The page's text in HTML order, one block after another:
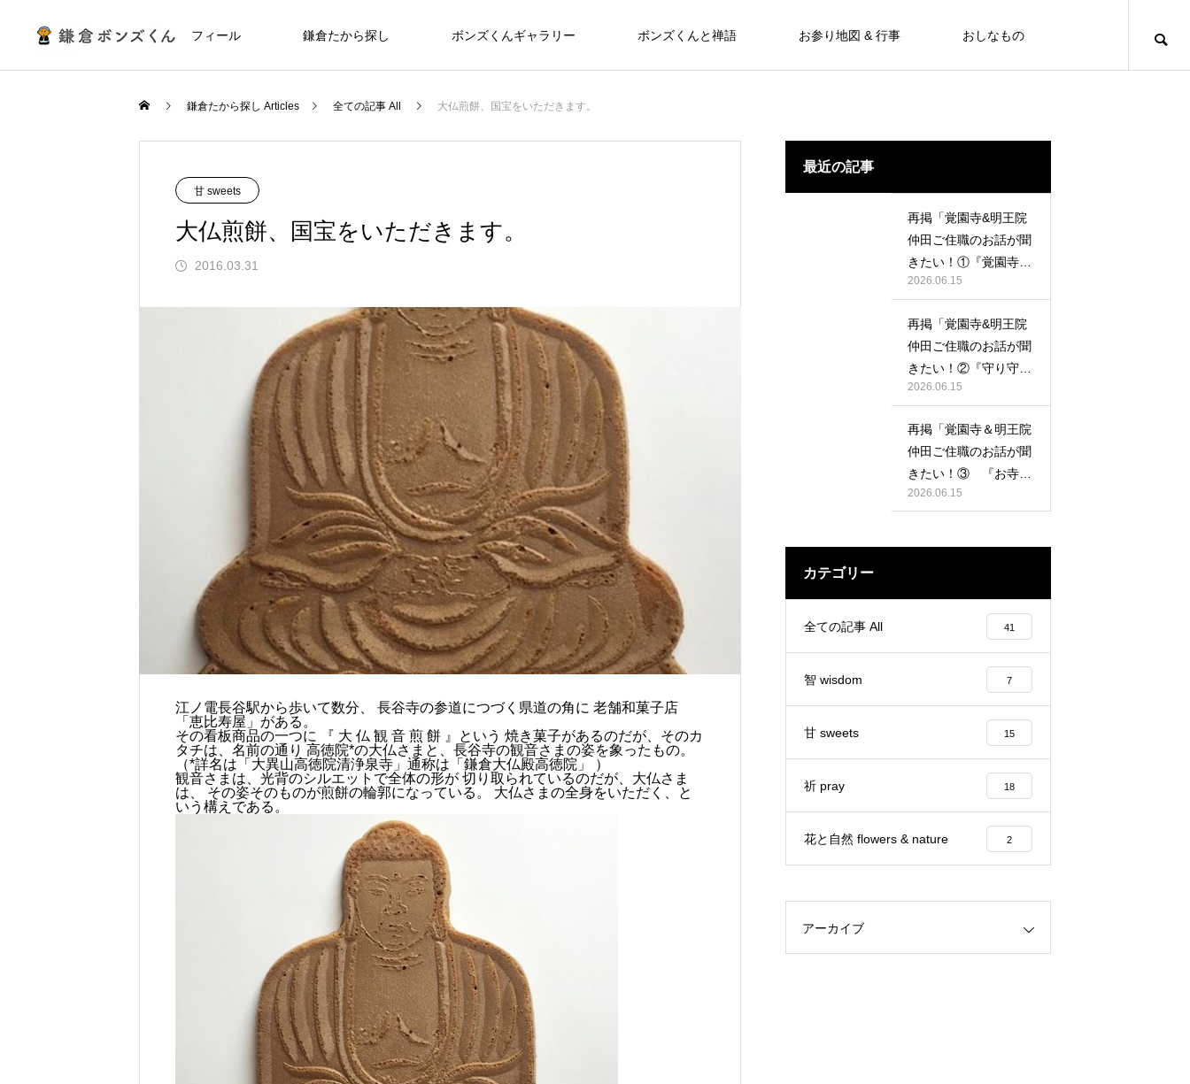
プロフィール 鎌倉たから探し ボンズくんギャラリー ボンズくんと禅語 お参り地図 & 行事 おしなもの
鎌倉たから探し Articles 全ての記事 All 大仏煎餅、国宝をいただきます。
甘 sweets
大仏煎餅、国宝をいただきます。
2016.03.31
江ノ電長谷駅から歩いて数分、 長谷寺の参道につづく県道の角に 老舗和菓子店
「恵比寿屋」がある。
その看板商品の一つに 『 大 仏 観 音 煎 餅 』という 焼き菓子があるのだが、そのカ
タチは、名前の通り 高徳院*の大仏さまと、長谷寺の観音さまの姿を象ったもの。
（*詳名は「大異山高徳院清浄泉寺」通称は「鎌倉大仏殿高徳院」 ）
観音さまは、光背のシルエットで全体の形が 切り取られているのだが、大仏さま
は、 その姿そのものが煎餅の輪郭になっている。 大仏さまの全身をいただく、と
いう構えである。
最近の記事
再掲「覚園寺&明王院
仲田ご住職のお話が聞
きたい！①『覚園寺の
ペーター』の巻」
2026.06.15
再掲「覚園寺&明王院
仲田ご住職のお話が聞
きたい！②『守り守ら
れ明王院』の巻」
2026.06.15
再掲「覚園寺＆明王院
仲田ご住職のお話が聞
きたい！③ 『お寺で
祈るということ』の
2026.06.15
カテゴリー
全ての記事 All 41
智 wisdom 7
甘 sweets 15
祈 pray 18
花と自然 flowers & nature 2
アーカイブ